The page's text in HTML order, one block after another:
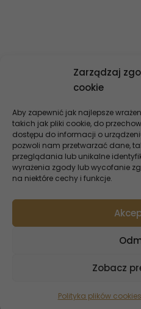
Zarządzaj
cookie
Aby zapewnić jak najlepsze
takich jak pliki cookie, do
dostępu do informacji o
pozwoli nam przetwarzać dane,
przeglądania lub unikalne
wyrażenia zgody lub wycofanie
na niektóre cechy i funkcje.
Zobacz
Polityka plików cookies
Oferta InoBanku